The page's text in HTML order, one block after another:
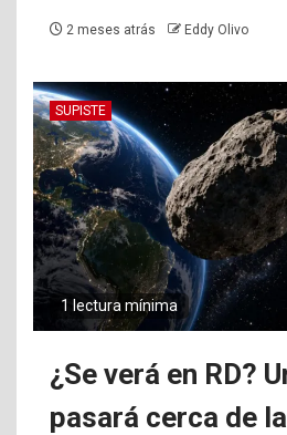
2 meses atrás Eddy Olivo
SUPISTE
1 lectura mínima
¿Se verá en RD?
pasará cerca de